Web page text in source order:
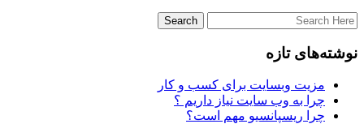
نوشته‌های تازه
مزیت وبسایت برای کسب و کار
چرا به وب سایت نیاز داریم ؟
چرا ریسپانسیو مهم است؟